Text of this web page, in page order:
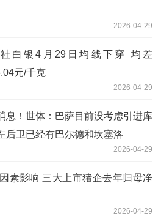
2026-04-29
白银4月29日均线下穿 均差
元/千克
2026-04-29
息！世体：巴萨目前没考虑引进库
后卫已经有巴尔德和坎塞洛
2026-04-29
素影响 三大上市猪企去年归母净
2026-04-29